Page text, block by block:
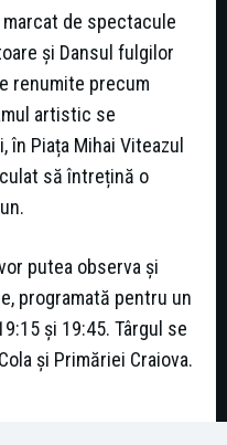
de spectacule
și Dansul fulgilor
renumite precum
artistic se
în Piața Mihai Viteazul
să întrețină o
putea observa și
programată pentru un
și 19:45. Târgul se
și Primăriei Craiova.